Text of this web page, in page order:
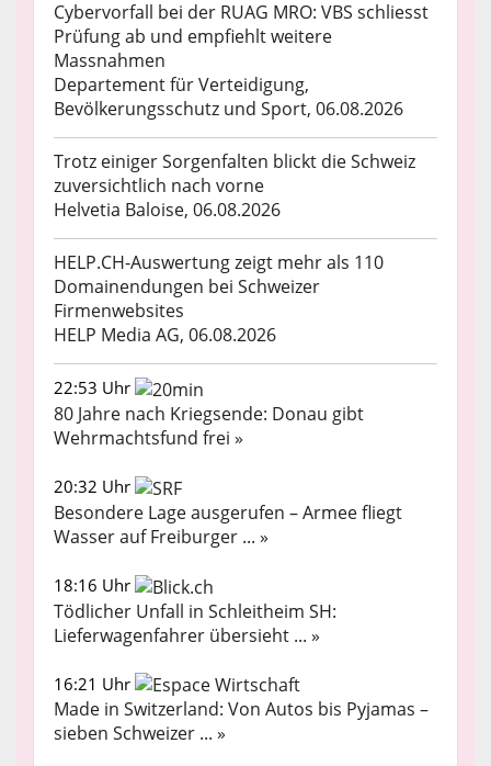
Cybervorfall bei der RUAG MRO: VBS schliesst
Prüfung ab und empfiehlt weitere
Massnahmen
Departement für Verteidigung,
Bevölkerungsschutz und Sport, 06.08.2026
Trotz einiger Sorgenfalten blickt die Schweiz
zuversichtlich nach vorne
Helvetia Baloise, 06.08.2026
HELP.CH-Auswertung zeigt mehr als 110
Domainendungen bei Schweizer
Firmenwebsites
HELP Media AG, 06.08.2026
22:53 Uhr
80 Jahre nach Kriegsende: Donau gibt
Wehrmachtsfund frei »
20:32 Uhr
Besondere Lage ausgerufen – Armee fliegt
Wasser auf Freiburger ... »
18:16 Uhr
Tödlicher Unfall in Schleitheim SH:
Lieferwagenfahrer übersieht ... »
16:21 Uhr
Made in Switzerland: Von Autos bis Pyjamas –
sieben Schweizer ... »